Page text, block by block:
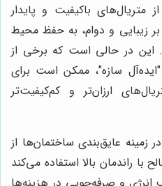
متریال‌های باکیفیت و پایدار
بر زیبایی و دوام، به حفظ محیط
در حالی است که برخی از
سازه"، ممکن است برای
ارزان‌تر و کم‌کیفیت‌تر
در زمینه عایق‌بندی ساختمان‌ها از
با راندمان بالا استفاده می‌کند